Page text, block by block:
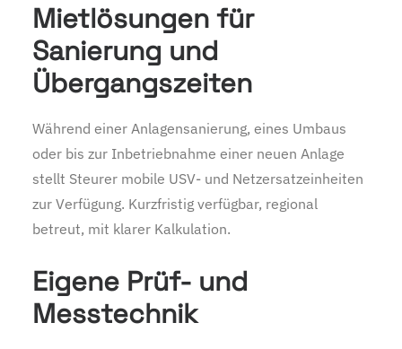
Mietlösungen für
Sanierung und
Übergangszeiten
Während einer Anlagensanierung, eines Umbaus
oder bis zur Inbetriebnahme einer neuen Anlage
stellt Steurer mobile USV- und Netzersatzeinheiten
zur Verfügung. Kurzfristig verfügbar, regional
betreut, mit klarer Kalkulation.
Eigene Prüf- und
Messtechnik